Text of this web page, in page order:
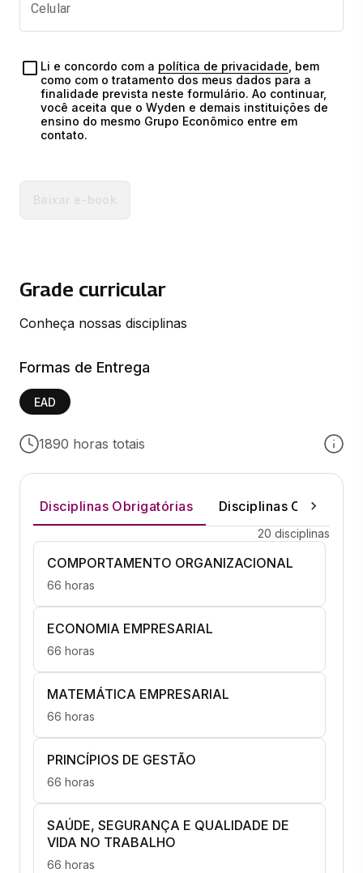
Celular
Li e concordo com a política de privacidade, bem
como com o tratamento dos meus dados para a
finalidade prevista neste formulário. Ao continuar,
você aceita que o Wyden e demais instituições de
ensino do mesmo Grupo Econômico entre em
contato.
Grade curricular
Conheça nossas disciplinas
Formas de Entrega
EAD
1890 horas totais
Disciplinas Obrigatórias Disciplinas Optativas
20 disciplinas
COMPORTAMENTO ORGANIZACIONAL
66 horas
ECONOMIA EMPRESARIAL
66 horas
MATEMÁTICA EMPRESARIAL
66 horas
PRINCÍPIOS DE GESTÃO
66 horas
SAÚDE, SEGURANÇA E QUALIDADE DE
VIDA NO TRABALHO
66 horas